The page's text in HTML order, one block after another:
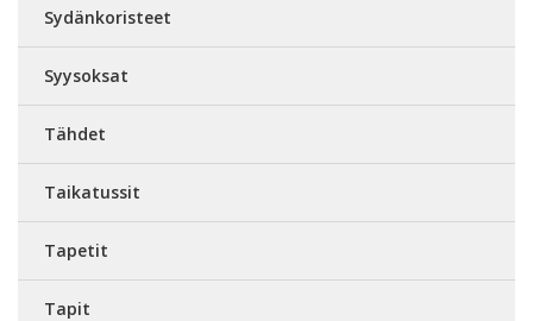
Sydänkoristeet
Syysoksat
Tähdet
Taikatussit
Tapetit
Tapit